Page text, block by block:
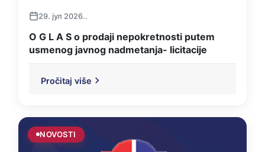
29. јул 2026..
O G L A S o prodaji nepokretnosti putem
usmenog javnog nadmetanja- licitacije
Pročitaj više
NOVOSTI